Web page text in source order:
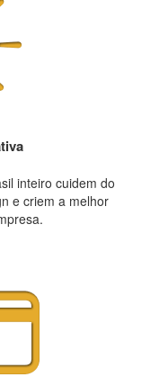
inteiro cuidem do
e criem a melhor